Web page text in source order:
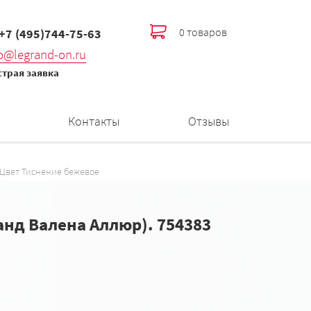
(495)744-75-63
on.ru
заявка
0 товаров
Контакты Отзывы
Тиснение бежевое
Валена Аллюр). 754383